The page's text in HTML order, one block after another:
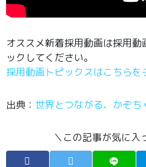
オススメ新着採用動画は採用
ックしてください。
採用動画トピックスはこちらを
出典： 世界とつながる、かぞち
＼この記事が気に入